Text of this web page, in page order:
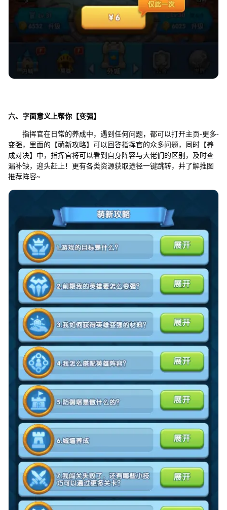
六、字面意义上帮你【变强】
指挥官在日常的养成中，遇到任何问题，都可以打开主页-更多-
变强，里面的【萌新攻略】可以回答指挥官的众多问题，同时【养
成对决】中，指挥官将可以看到自身阵容与大佬们的区别，及时查
漏补缺，迎头赶上！更有各类资源获取途径一键跳转，并了解推图
推荐阵容~